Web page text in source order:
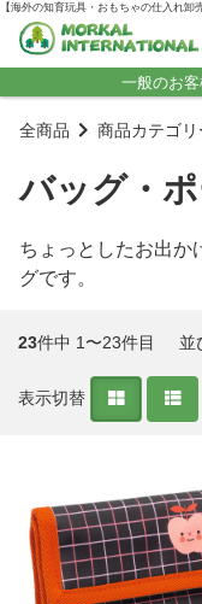
【海外の知育玩具・おもちゃの仕入れ
一般のお
全商品 商品カテゴリ
バッグ・
ちょっとしたお出か
グです。
23件中 1〜23件目 並
表示切替